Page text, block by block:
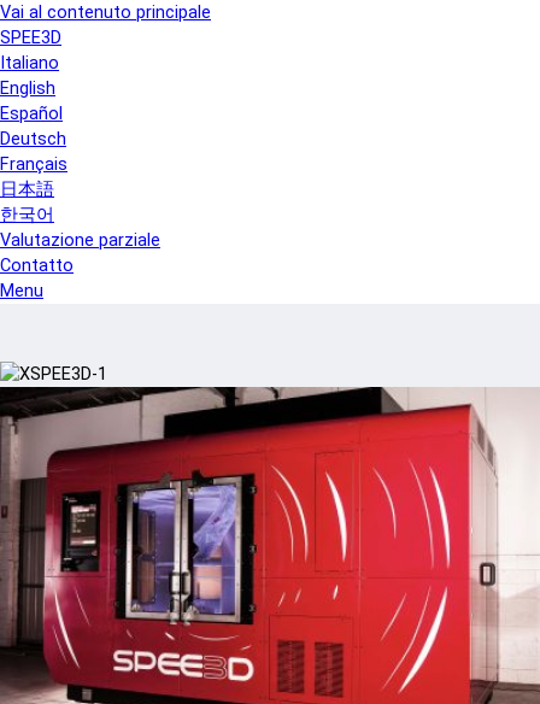
Vai al contenuto principale
SPEE3D
Italiano
English
Español
Deutsch
Français
日本語
한국어
Valutazione parziale
Contatto
Menu